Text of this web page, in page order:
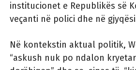
institucionet e Republikës së
veçanti në polici dhe në
Në kontekstin aktual politik,
“askush nuk po ndalon